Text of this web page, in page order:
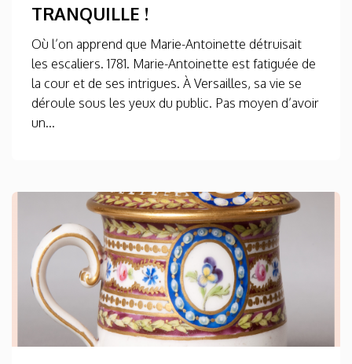
TRANQUILLE !
Où l’on apprend que Marie-Antoinette détruisait
les escaliers. 1781. Marie-Antoinette est fatiguée de
la cour et de ses intrigues. À Versailles, sa vie se
déroule sous les yeux du public. Pas moyen d’avoir
un...